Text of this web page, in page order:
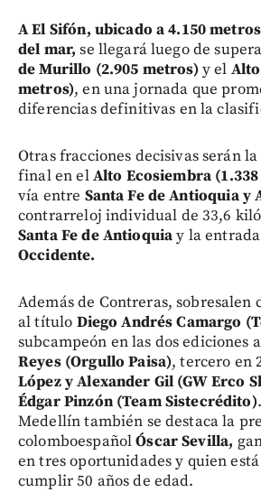
A El Sifón, ubicado a 4.150
del mar, se llegará luego de
de Murillo (2.905 metros)y el
metros), en una jornada que
diferencias definitivas en la
Otras fracciones decisivas serán
final en elAlto Ecosiembra
vía entre Santa Fe de Antioquia y
contrarreloj individual de 33,6
Santa Fe de Antioquiay la
Occidente.
Además de Contreras, sobresalen
al título Diego Andrés Camargo
subcampeón en las dos ediciones
Reyes (Orgullo Paisa), tercero en
López y Alexander Gil (GW Erco
Édgar Pinzón (Team Sistecrédito)
Medellín también se destaca la
colomboespañolÓscar Sevilla,
en tres oportunidades y quien
cumplir 50 años de edad.